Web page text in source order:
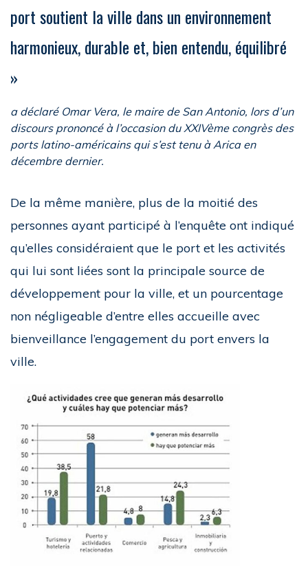
port soutient la ville dans un environnement
harmonieux, durable et, bien entendu, équilibré
»
a déclaré Omar Vera, le maire de San Antonio, lors d’un
discours prononcé à l’occasion du XXIVème congrès des
ports latino-américains qui s’est tenu à Arica en
décembre dernier.
De la même manière, plus de la moitié des
personnes ayant participé à l’enquête ont indiqué
qu’elles considéraient que le port et les activités
qui lui sont liées sont la principale source de
développement pour la ville, et un pourcentage
non négligeable d’entre elles accueille avec
bienveillance l’engagement du port envers la
ville.